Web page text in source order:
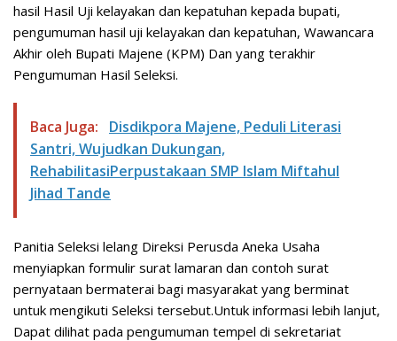
hasil Hasil Uji kelayakan dan kepatuhan kepada bupati,
pengumuman hasil uji kelayakan dan kepatuhan, Wawancara
Akhir oleh Bupati Majene (KPM) Dan yang terakhir
Pengumuman Hasil Seleksi.
Baca Juga:
Disdikpora Majene, Peduli Literasi
Santri, Wujudkan Dukungan,
RehabilitasiPerpustakaan SMP Islam Miftahul
Jihad Tande
Panitia Seleksi lelang Direksi Perusda Aneka Usaha
menyiapkan formulir surat lamaran dan contoh surat
pernyataan bermaterai bagi masyarakat yang berminat
untuk mengikuti Seleksi tersebut.Untuk informasi lebih lanjut,
Dapat dilihat pada pengumuman tempel di sekretariat